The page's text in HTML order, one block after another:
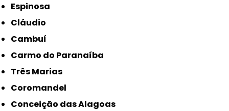
Espinosa
Cláudio
Cambuí
Carmo do Paranaíba
Três Marias
Coromandel
Conceição das Alagoas